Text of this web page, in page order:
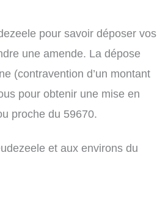
pour savoir déposer vos
une amende. La dépose
(contravention d’un montant
pour obtenir une mise en
proche du 59670.
et aux environs du